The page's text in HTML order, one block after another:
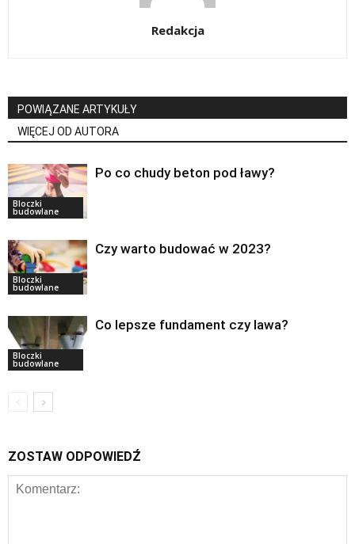
Redakcja
POWIĄZANE ARTYKUŁY
WIĘCEJ OD AUTORA
Bloczki
budowlane
Po co chudy beton pod ławy?
Bloczki
budowlane
Czy warto budować w 2023?
Bloczki
budowlane
Co lepsze fundament czy lawa?
ZOSTAW ODPOWIEDŹ